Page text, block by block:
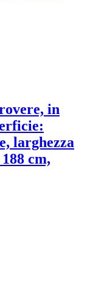
in
larghezza
cm,